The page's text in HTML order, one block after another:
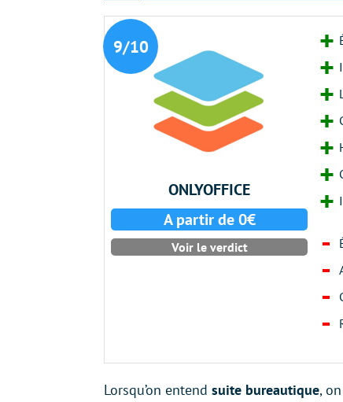
9/10
ONLYOFFICE
A partir de 0€
Voir le verdict
Lorsqu’on entend suite bureautique,